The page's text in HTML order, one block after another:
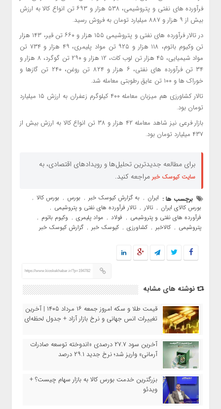
فرآورده های نفتی و پتروشیمی، ۵۳۸ هزار و ۶۹۳ تن انواع کالا به ارزش
بیش از ۹ هزار و ۸۸۷ میلیارد تومان به فروش رسید.
در تالار فرآورده های نفتی و پتروشیمی ۱۵۵ هزار و ۶۶۰ تن قیر، ۱۴۳ هزار
تن وکیوم باتوم، ۱۱۸ هزار و ۹۲۵ تن مواد پلیمری، ۴۹ هزار و ۷۳۴ تن
مواد شیمیایی، ۴۵ هزار تن لوب کات، ۱۲ هزار و ۲۹۰ تن گوگرد، ۸ هزار و
۳۴ تن فرآورده های نفتی، ۶ هزار و ۸۲۴ تن روغن، ۲۴۰ تن گازها و
خوراک ها و ۱۰۰ تن عایق رطوبتی معامله شد.
تالار کشاورزی هم میزبان معامله ۴۰۰ کیلوگرم زعفران به ارزش ۱۵ میلیارد
تومان بود.
بازار فرعی نیز شاهد معامله ۴۲ هزار و ۳۸ تن انواع کالا به ارزش بیش از
۴۳۷ میلیارد تومان بود.
برای مطالعه جدیدترین تحلیل‌ها و رویدادهای اقتصادی، به
سایت کیوسک خبر مراجعه کنید.
برچسب ها : ایران , به گزارش کیوسک خبر , بورس , بورس کالا ,
بورس کالای ایران , تالار , تالار فرآورده های نفتی و پتروشیمی ,
فرآورده های نفتی و پتروشیمی , فولاد , مواد پلیمری , وکیوم باتوم ,
پتروشیمی , کالاخبر , کشاورزی , کیوسک خبر , گزارش کیوسک خبر
https://www.kioskekhabar.ir/?p=194782
نوشته های مشابه
قیمت طلا و سکه امروز جمعه ۱۶ مرداد ۱۴۰۵ | آخرین
تغییرات انس جهانی و نرخ بازار آزاد + جدول لحظه‌ای
آخرین سود ۲۷.۷ درصدی «اندوخته توسعه صادرات
آرمانی» واریز شد؛ نرخ جدید ۲۹.۱ درصد
بزرگترین خدمت بورس کالا به بازار سهام چیست؟ +
ویدئو